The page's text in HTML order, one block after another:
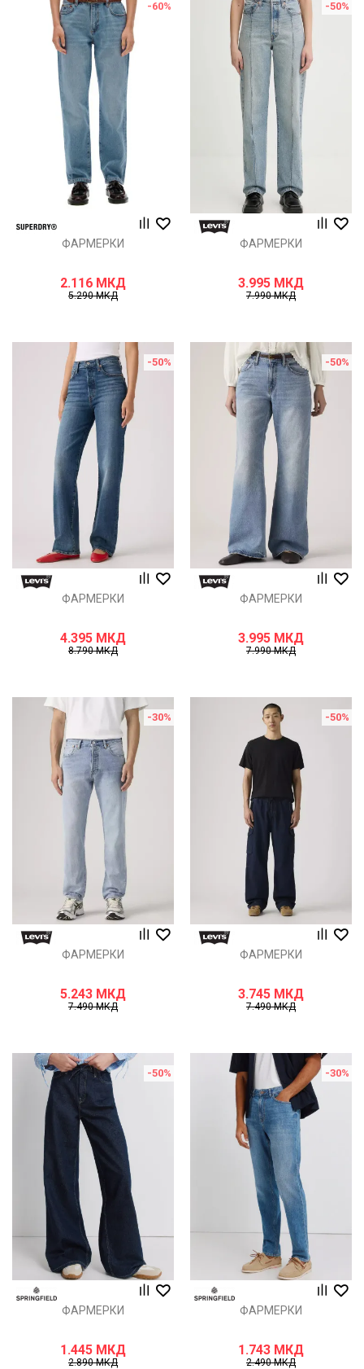
-60%
ФАРМЕРКИ
2.116 МКД
5.290МКД
-50%
ФАРМЕРКИ
3.995 МКД
7.990МКД
-50%
ФАРМЕРКИ
4.395 МКД
8.790МКД
-50%
ФАРМЕРКИ
3.995 МКД
7.990МКД
-30%
ФАРМЕРКИ
5.243 МКД
7.490МКД
-50%
ФАРМЕРКИ
3.745 МКД
7.490МКД
-50%
ФАРМЕРКИ
1.445 МКД
2.890МКД
-30%
ФАРМЕРКИ
1.743 МКД
2.490МКД